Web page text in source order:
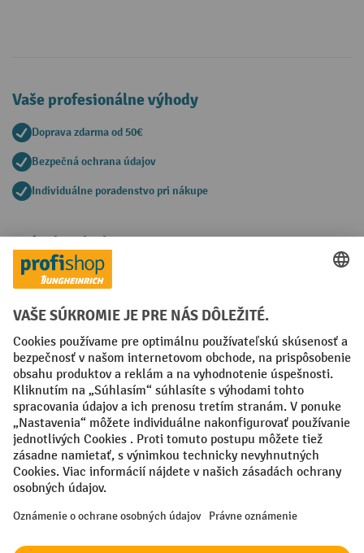
Vaše profesionálne výhody
Doprava zdarma od 50€
Bezpečná ochrana údajov
Individuálne poradenstvo pri nákupe
Spôsoby platby
Creditcard (Master)Creditcard (Visa)
Faktúra Predplatba
Sociálne siete
Facebook
YouTube
LinkedIn
Nastavenia ochrany osobných údajov
All prices excl. VAT plusshipping costsand possible delivery charges,